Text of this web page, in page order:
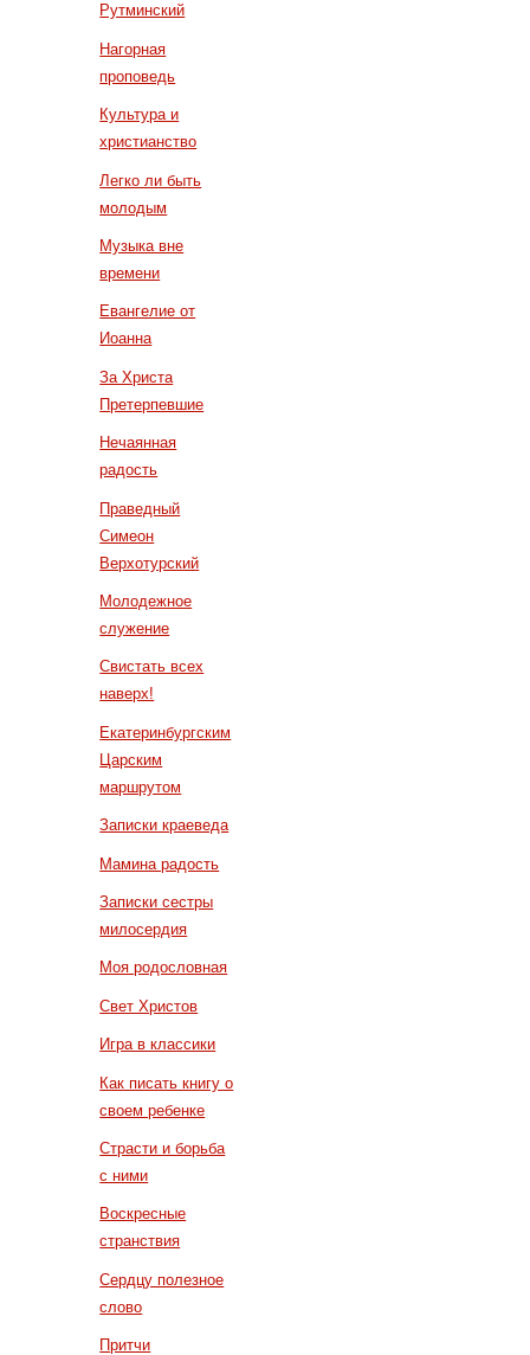
Рутминский
Нагорная
проповедь
Культура и
христианство
Легко ли быть
молодым
Музыка вне
времени
Евангелие от
Иоанна
За Христа
Претерпевшие
Нечаянная
радость
Праведный
Симеон
Верхотурский
Молодежное
служение
Свистать всех
наверх!
Екатеринбургским
Царским
маршрутом
Записки краеведа
Мамина радость
Записки сестры
милосердия
Моя родословная
Свет Христов
Игра в классики
Как писать книгу о
своем ребенке
Страсти и борьба
с ними
Воскресные
странствия
Сердцу полезное
слово
Притчи